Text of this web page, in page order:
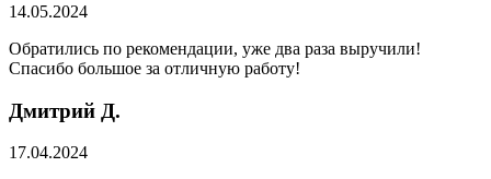
14.05.2024
Обратились по рекомендации, уже два раза выручили!
Спасибо большое за отличную работу!
Дмитрий Д.
17.04.2024